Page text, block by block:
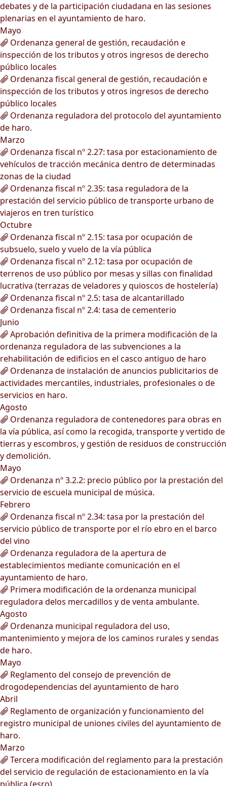
debates y de la participación ciudadana en las sesiones
plenarias en el ayuntamiento de haro.
Mayo
Ordenanza general de gestión, recaudación e
inspección de los tributos y otros ingresos de derecho
público locales
Ordenanza fiscal general de gestión, recaudación e
inspección de los tributos y otros ingresos de derecho
público locales
Ordenanza reguladora del protocolo del ayuntamiento
de haro.
Marzo
Ordenanza fiscal nº 2.27: tasa por estacionamiento de
vehículos de tracción mecánica dentro de determinadas
zonas de la ciudad
Ordenanza fiscal nº 2.35: tasa reguladora de la
prestación del servicio público de transporte urbano de
viajeros en tren turístico
Octubre
Ordenanza fiscal nº 2.15: tasa por ocupación de
subsuelo, suelo y vuelo de la vía pública
Ordenanza fiscal nº 2.12: tasa por ocupación de
terrenos de uso público por mesas y sillas con finalidad
lucrativa (terrazas de veladores y quioscos de hostelería)
Ordenanza fiscal nº 2.5: tasa de alcantarillado
Ordenanza fiscal nº 2.4: tasa de cementerio
Junio
Aprobación definitiva de la primera modificación de la
ordenanza reguladora de las subvenciones a la
rehabilitación de edificios en el casco antiguo de haro
Ordenanza de instalación de anuncios publicitarios de
actividades mercantiles, industriales, profesionales o de
servicios en haro.
Agosto
Ordenanza reguladora de contenedores para obras en
la vía pública, así como la recogida, transporte y vertido de
tierras y escombros, y gestión de residuos de construcción
y demolición.
Mayo
Ordenanza nº 3.2.2: precio público por la prestación del
servicio de escuela municipal de música.
Febrero
Ordenanza fiscal nº 2.34: tasa por la prestación del
servicio público de transporte por el río ebro en el barco
del vino
Ordenanza reguladora de la apertura de
establecimientos mediante comunicación en el
ayuntamiento de haro.
Primera modificación de la ordenanza municipal
reguladora delos mercadillos y de venta ambulante.
Agosto
Ordenanza municipal reguladora del uso,
mantenimiento y mejora de los caminos rurales y sendas
de haro.
Mayo
Reglamento del consejo de prevención de
drogodependencias del ayuntamiento de haro
Abril
Reglamento de organización y funcionamiento del
registro municipal de uniones civiles del ayuntamiento de
haro.
Marzo
Tercera modificación del reglamento para la prestación
del servicio de regulación de estacionamiento en la vía